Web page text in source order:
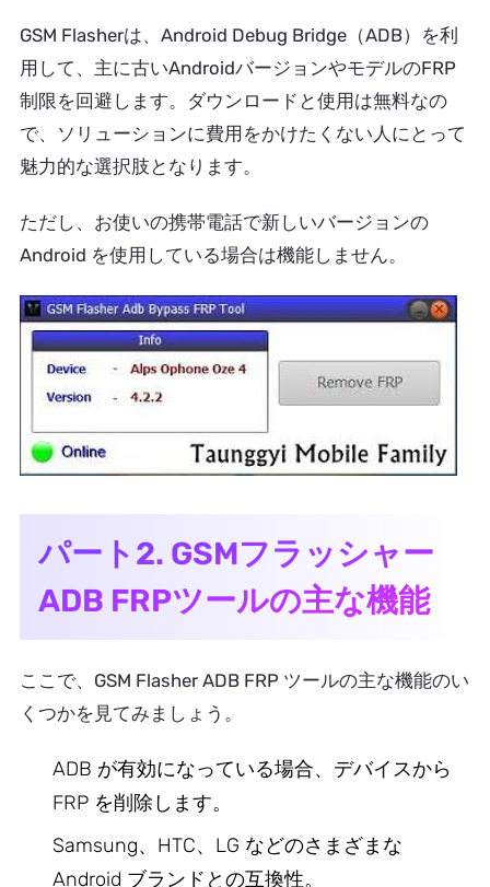
GSM Flasherは、Android Debug Bridge（ADB）を利
用して、主に古いAndroidバージョンやモデルのFRP
制限を回避します。ダウンロードと使用は無料なの
で、ソリューションに費用をかけたくない人にとって
魅力的な選択肢となります。
ただし、お使いの携帯電話で新しいバージョンの
Android を使用している場合は機能しません。
パート2. GSMフラッシャー
ADB FRPツールの主な機能
ここで、GSM Flasher ADB FRP ツールの主な機能のい
くつかを見てみましょう。
ADB が有効になっている場合、デバイスから
FRP を削除します。
Samsung、HTC、LG などのさまざまな
Android ブランドとの互換性。